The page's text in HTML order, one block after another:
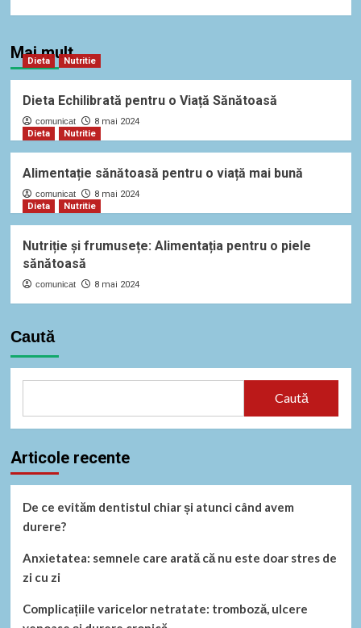
Mai mult
Dieta Nutritie
Dieta Echilibrată pentru o Viață Sănătoasă
comunicat
8 mai 2024
Dieta
Nutritie
Alimentație sănătoasă pentru o viață mai bună
comunicat
8 mai 2024
Dieta
Nutritie
Nutriție și frumusețe: Alimentația pentru o piele
sănătoasă
comunicat 8 mai 2024
Caută
Caută
Articole recente
De ce evităm dentistul chiar și atunci când avem
durere?
Anxietatea: semnele care arată că nu este doar stres de
zi cu zi
Complicațiile varicelor netratate: tromboză, ulcere